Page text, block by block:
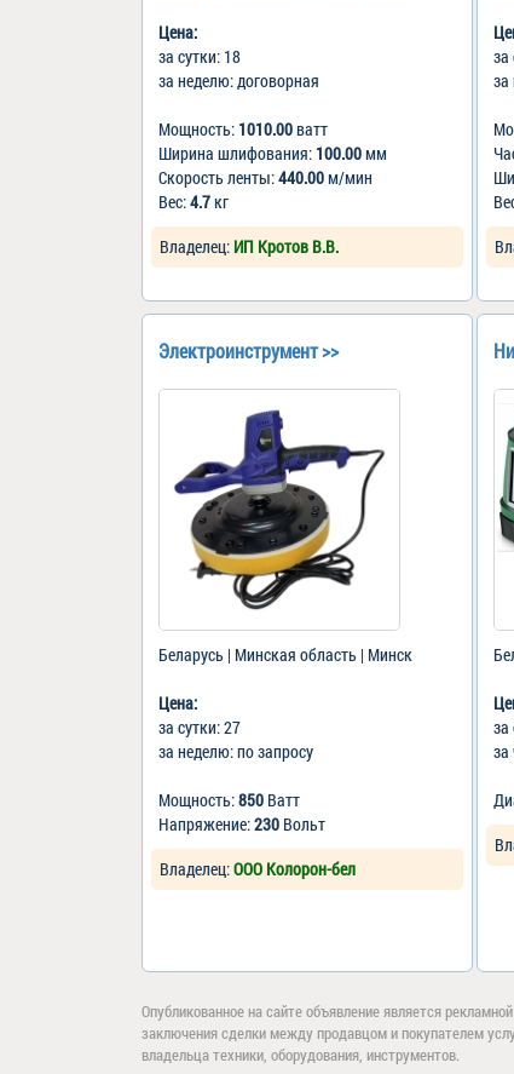
Цена:
за сутки: 18
за неделю: договорная
Мощность: 1010.00ватт
Ширина шлифования: 100.00мм
Скорость ленты:440.00м/мин
Вес:4.7кг
Владелец: ИП Кротов В.В.
за
Электроинструмент >>
Беларусь | Минская область | Минск
Цена:
за сутки: 27
за неделю: по запросу
Мощность:850 Ватт
Напряжение:230 Вольт
Владелец:ООО Колорон-бел
за
за
Опубликованное на сайте объявление является
заключения сделки между продавцом и покупателем
владельца техники, оборудования, инструментов.